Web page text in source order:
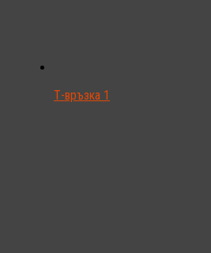
Т-връзка 1